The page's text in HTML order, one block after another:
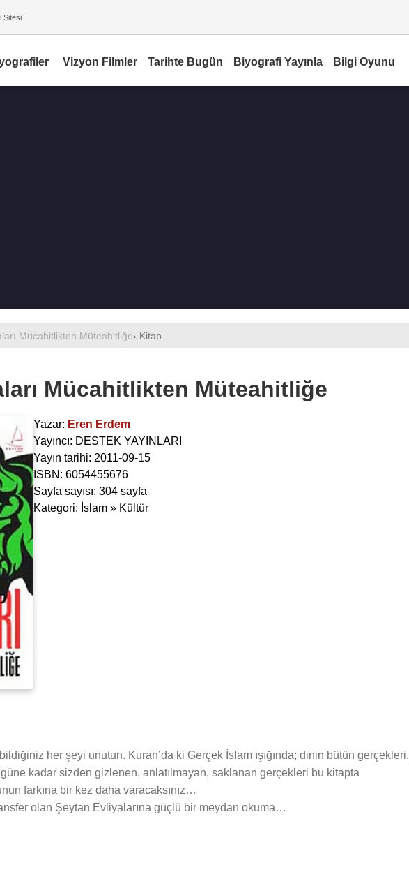
Sitesi
Vizyon Filmler Tarihte Bugün Biyografi Yayınla Bilgi Oyunu
Mücahitlikten Müteahitliğe› Kitap
Mücahitlikten Müteahitliğe
Yazar: Eren Erdem
Yayıncı: DESTEK YAYINLARI
Yayın tarihi: 2011-09-15
ISBN: 6054455676
Sayfa sayısı: 304 sayfa
Kategori: İslam » Kültür
her şeyi unutun. Kuran’da ki Gerçek İslam ışığında; dinin bütün gerçekleri,
kadar sizden gizlenen, anlatılmayan, saklanan gerçekleri bu kitapta
farkına bir kez daha varacaksınız…
olan Şeytan Evliyalarına güçlü bir meydan okuma…